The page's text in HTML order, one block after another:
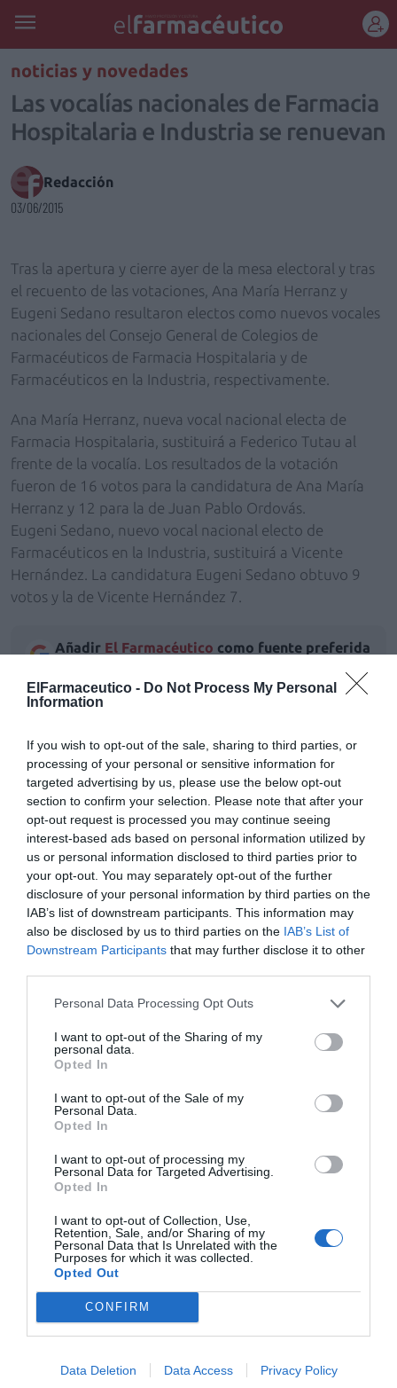
ElFarmaceutico - Do Not Process My Personal
Information
If you wish to opt-out of the sale, sharing to third parties, or
processing of your personal or sensitive information for
targeted advertising by us, please use the below opt-out
section to confirm your selection. Please note that after your
opt-out request is processed you may continue seeing
interest-based ads based on personal information utilized by
us or personal information disclosed to third parties prior to
your opt-out. You may separately opt-out of the further
disclosure of your personal information by third parties on the
IAB’s list of downstream participants. This information may
also be disclosed by us to third parties on the IAB’s List of
Downstream Participants that may further disclose it to other
Personal Data Processing Opt Outs
I want to opt-out of the Sharing of my
personal data.
Opted In
I want to opt-out of the Sale of my
Personal Data.
Opted In
I want to opt-out of processing my
Personal Data for Targeted Advertising.
Opted In
I want to opt-out of Collection, Use,
Retention, Sale, and/or Sharing of my
Personal Data that Is Unrelated with the
Purposes for which it was collected.
Opted Out
CONFIRM
Data Deletion Data Access Privacy Policy
REGÍSTRATE
noticias y novedades
Las vocalías nacionales de Farmacia
Hospitalaria e Industria se renuevan
Redacción
03/06/2015
Tras la apertura y cierre ayer de la mesa electoral y tras
el recuento de las votaciones, Ana María Herranz y
Eugeni Sedano resultaron electos como nuevos vocales
nacionales del Consejo General de Colegios de
Farmacéuticos de Farmacia Hospitalaria y de
Farmacéuticos en la Industria, respectivamente.
Ana María Herranz, nueva vocal nacional electa de
Farmacia Hospitalaria, sustituirá a Federico Tutau al
frente de la vocalía. Los resultados de la votación
fueron de 16 votos para la candidatura de Ana María
Herranz y 12 para la de Juan Pablo Ordovás.
Eugeni Sedano, nuevo vocal nacional electo de
Farmacéuticos en la Industria, sustituirá a Vicente
Hernández. La candidatura Eugeni Sedano obtuvo 9
votos y la de Vicente Hernández 7.
Añadir El Farmacéutico como fuente preferida
Mantente informado con las últimas noticias de actualidad.
ACTIVAR AHORA
Tags
farmaceuticos en la industria
farmacia hospitalaria ana maria herranz
eugeni sedano i monasterio
La venta online de medicamentos
de uso humano: seguridad y
trazabilidad
24 Congreso Nacional
Farmacéutico de Oviedo
La farmacia, un apoyo esencial en
NOTICIAS Y NOVEDADES
Nueva edición de Kardia Select
para titulares de farmacia: claves